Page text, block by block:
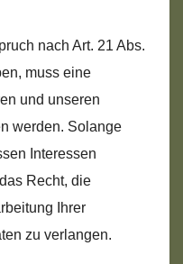
nach Art. 21 Abs.
muss eine
und unseren
werden. Solange
Interessen
Recht, die
Ihrer
zu verlangen.